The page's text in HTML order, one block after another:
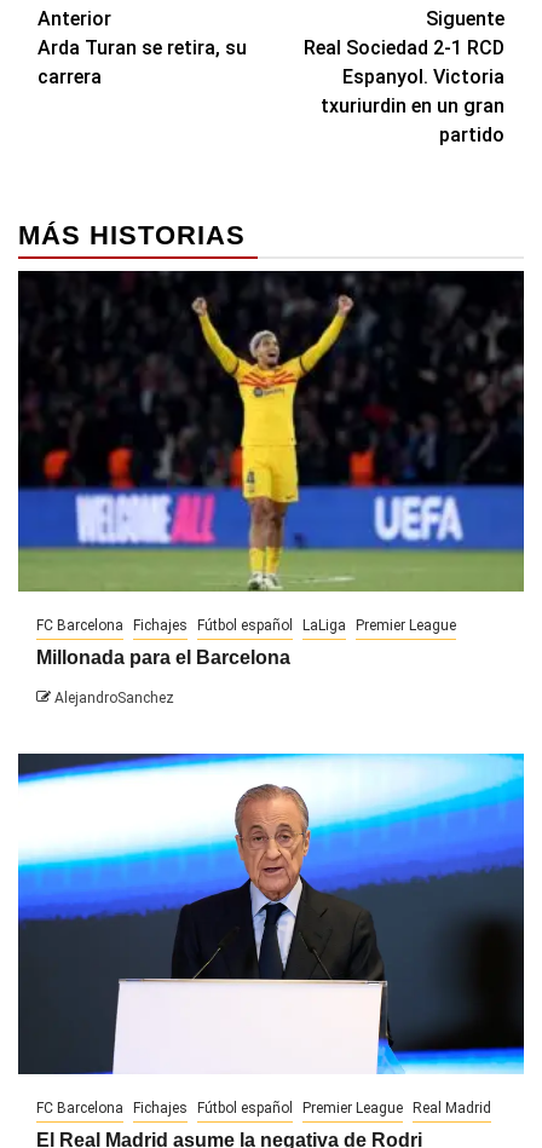
Navegación
de
Anterior
Arda Turan se retira, su
carrera
Siguente
Real Sociedad 2-1 RCD
Espanyol. Victoria
txuriurdin en un gran
partido
MÁS HISTORIAS
FC Barcelona Fichajes Fútbol español LaLiga Premier League
Millonada para el Barcelona
AlejandroSanchez
FC Barcelona Fichajes Fútbol español Premier League Real Madrid
El Real Madrid asume la negativa de Rodri